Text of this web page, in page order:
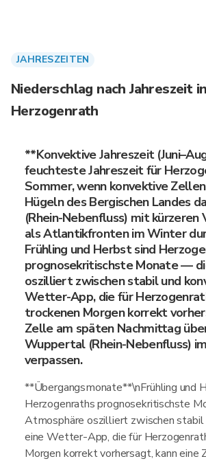
JAHRESZEITEN
Niederschlag nach Jahreszeit in
Herzogenrath
**Konvektive Jahreszeit
feuchteste Jahreszeit für
Sommer, wenn konvektive
Hügeln des Bergischen Landes
(Rhein-Nebenfluss) mit kürzeren
als Atlantikfronten im Winter
Frühling und Herbst sind
prognosekritischste Monate —
oszilliert zwischen stabil und
Wetter-App, die für
trockenen Morgen korrekt
Zelle am späten Nachmittag
Wuppertal (Rhein-Nebenfluss)
verpassen.
**Übergangsmonate**\nFrühling und
Herzogenraths prognosekritischste
Atmosphäre oszilliert zwischen stabil
eine Wetter-App, die für
Morgen korrekt vorhersagt, kann eine